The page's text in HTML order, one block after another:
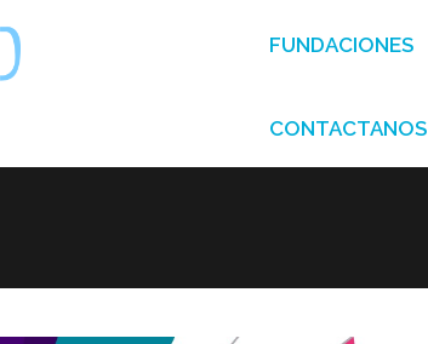
FUNDACIONES
CONTACTANOS